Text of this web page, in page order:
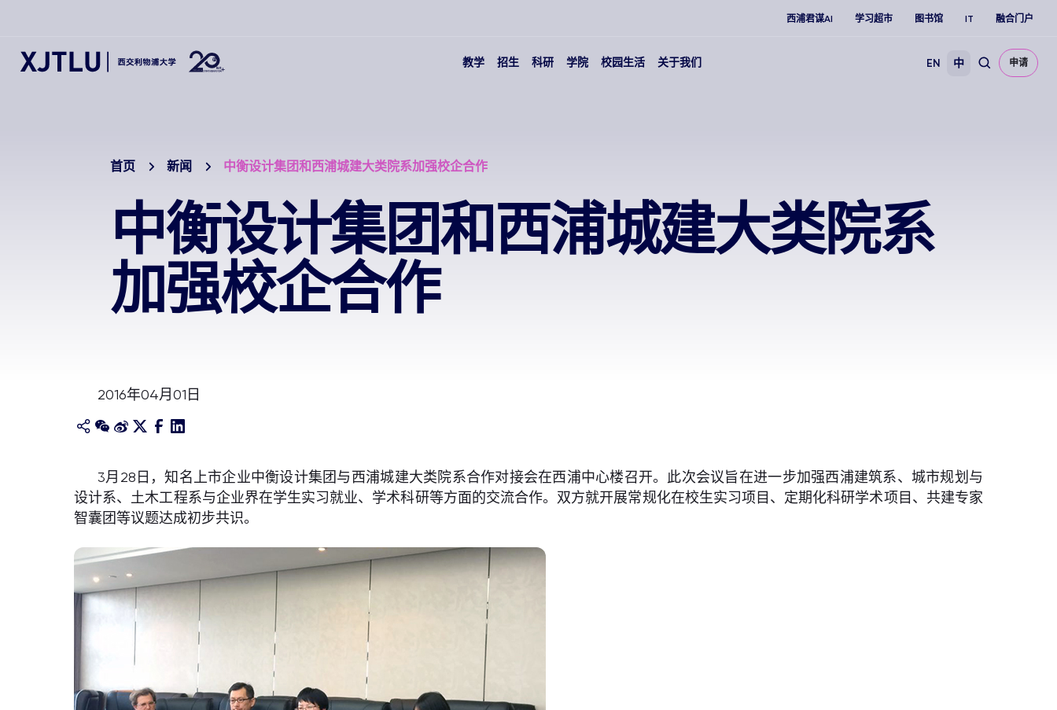
西浦君谋AI 学习超市 图书馆 IT 融合门户
教学 招生 科研 学院 校园生活 关于我们 EN 中 申请
首页 新闻 中衡设计集团和西浦城建大类院系加强校企合作
中衡设计集团和西浦城建大类院系
加强校企合作
2016年04月01日
3月28日，知名上市企业中衡设计集团与西浦城建大类院系合作对接会在西浦中心楼召开。此次会议旨在进一步加强西浦建筑系、城市规划与
设计系、土木工程系与企业界在学生实习就业、学术科研等方面的交流合作。双方就开展常规化在校生实习项目、定期化科研学术项目、共建专家
智囊团等议题达成初步共识。